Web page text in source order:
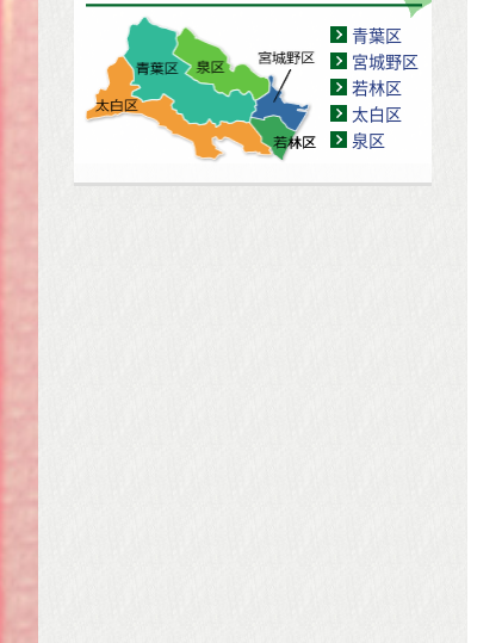
青葉区
宮城野区
若林区
太白区
泉区